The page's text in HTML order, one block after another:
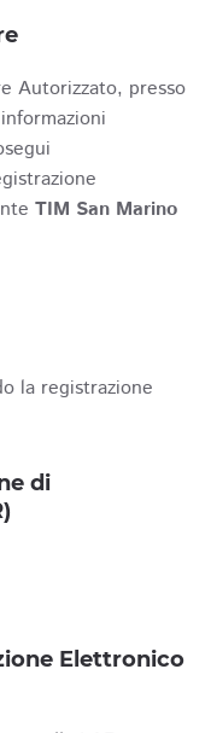
Autorizzato, presso
TIM San Marino
la registrazione
di
Elettronico